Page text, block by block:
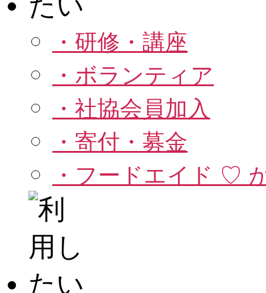
・研修・講座
・ボランティア
・社協会員加入
・寄付・募金
・フードエイド ♡